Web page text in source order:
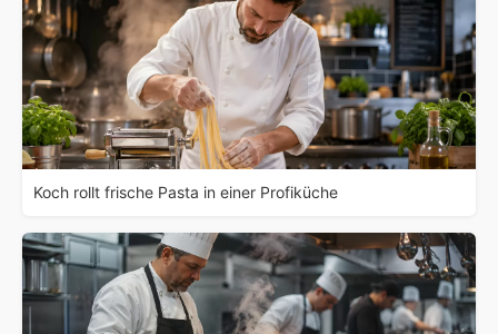
Koch rollt frische Pasta in einer Profiküche